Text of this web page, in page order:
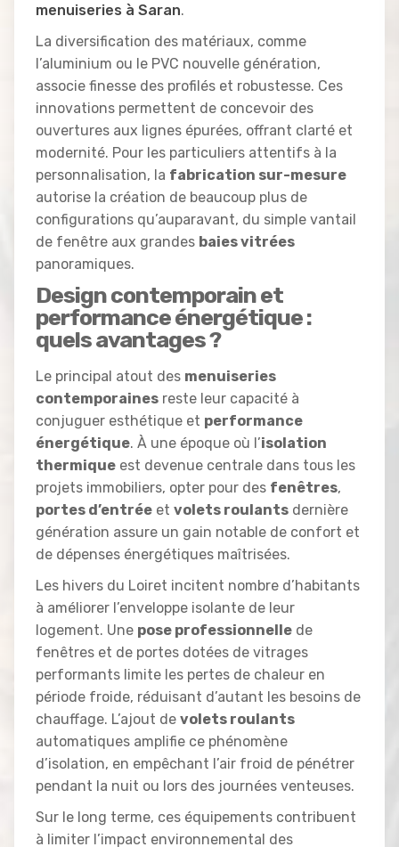
menuiseries à Saran.
La diversification des matériaux, comme
l’aluminium ou le PVC nouvelle génération,
associe finesse des profilés et robustesse. Ces
innovations permettent de concevoir des
ouvertures aux lignes épurées, offrant clarté et
modernité. Pour les particuliers attentifs à la
personnalisation, la fabrication sur-mesure
autorise la création de beaucoup plus de
configurations qu’auparavant, du simple vantail
de fenêtre aux grandes baies vitrées
panoramiques.
Design contemporain et
performance énergétique :
quels avantages ?
Le principal atout des menuiseries
contemporaines reste leur capacité à
conjuguer esthétique et performance
énergétique. À une époque où l’isolation
thermique est devenue centrale dans tous les
projets immobiliers, opter pour des fenêtres,
portes d’entrée et volets roulants dernière
génération assure un gain notable de confort et
de dépenses énergétiques maîtrisées.
Les hivers du Loiret incitent nombre d’habitants
à améliorer l’enveloppe isolante de leur
logement. Une pose professionnelle de
fenêtres et de portes dotées de vitrages
performants limite les pertes de chaleur en
période froide, réduisant d’autant les besoins de
chauffage. L’ajout de volets roulants
automatiques amplifie ce phénomène
d’isolation, en empêchant l’air froid de pénétrer
pendant la nuit ou lors des journées venteuses.
Sur le long terme, ces équipements contribuent
à limiter l’impact environnemental des